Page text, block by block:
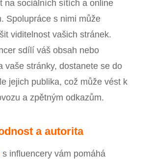
na sociálních sítích a online
Spolupráce s nimi může
viditelnost vašich stránek.
sdílí váš obsah nebo
vaše stránky, dostanete se do
jejich publika, což může vést k
a zpětným odkazům.
a autorita
s influencery vám pomáhá